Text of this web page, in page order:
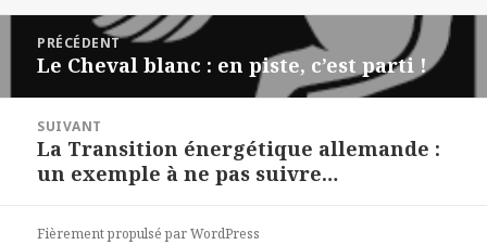
l’article
PRÉCÉDENT
Article
Le Cheval blanc : en piste, c’est parti !
SUIVANT
Article
suivant :
La Transition énergétique allemande :
un exemple à ne pas suivre…
Fièrement propulsé par WordPress